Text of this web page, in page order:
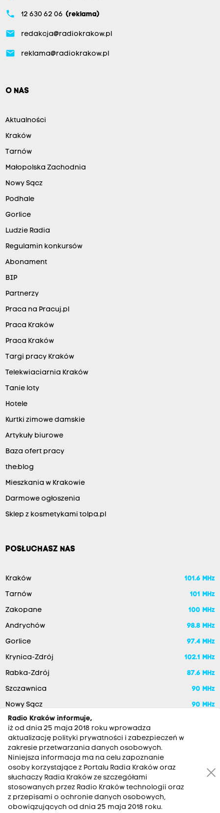
phone 12 630 62 06 (reklama)
email redakcja@radiokrakow.pl
email reklama@radiokrakow.pl
O NAS
Aktualności
Kraków
Tarnów
Małopolska Zachodnia
Nowy Sącz
Podhale
Gorlice
Ludzie Radia
Regulamin konkursów
Abonament
BIP
Partnerzy
Praca na Pracuj.pl
Praca Kraków
Praca Kraków
Targi pracy Kraków
Telekwiaciarnia Kraków
Tanie loty
Hotele
Kurtki zimowe damskie
Artykuły biurowe
Baza ofert pracy
the:blog
Mieszkania w Krakowie
Darmowe ogłoszenia
Sklep z kosmetykami tolpa.pl
POSŁUCHASZ NAS
Kraków 101.6 MHz
Tarnów 101 MHz
Zakopane 100 MHz
Andrychów 98.8 MHz
Gorlice 97.4 MHz
Krynica-Zdrój 102.1 MHz
Rabka-Zdrój 87.6 MHz
Szczawnica 90 MHz
Nowy Sącz 90 MHz
RADIO KRAKÓW SA. Aleja Juliusza Słowackiego 22, 30-007
Kraków
Radio Kraków informuje,
iż od dnia 25 maja 2018 roku wprowadza
aktualizację polityki prywatności i zabezpieczeń w
zakresie przetwarzania danych osobowych.
Niniejsza informacja ma na celu zapoznanie
osoby korzystające z Portalu Radia Kraków oraz
słuchaczy Radia Kraków ze szczegółami
stosowanych przez Radio Kraków technologii oraz
z przepisami o ochronie danych osobowych,
obowiązujących od dnia 25 maja 2018 roku.